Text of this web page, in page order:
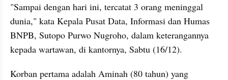
"Sampai dengan hari ini, tercatat 3 orang meninggal
dunia," kata Kepala Pusat Data, Informasi dan Humas
BNPB, Sutopo Purwo Nugroho, dalam keterangannya
kepada wartawan, di kantornya, Sabtu (16/12).
Korban pertama adalah Aminah (80 tahun) yang